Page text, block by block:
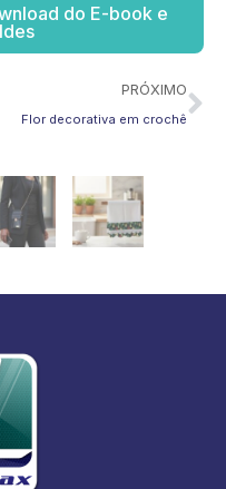
do E-book e
PRÓXIMO
Flor decorativa em crochê